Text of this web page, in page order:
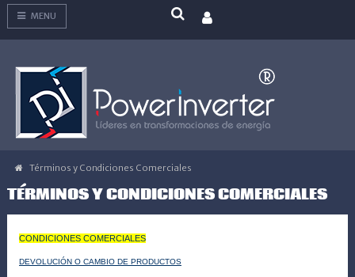
MENU
Términos y Condiciones Comerciales
TÉRMINOS Y CONDICIONES COMERCIALES
CONDICIONES COMERCIALES
DEVOLUCIÓN O CAMBIO DE PRODUCTOS